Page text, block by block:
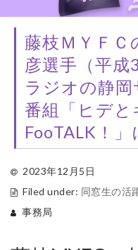
藤枝ＭＹＦＣ
彦選手（平成
ラジオの静
番組「ヒデと
FooTALK！
2023年12月5日
Filed under: 同窓生の活
事務局